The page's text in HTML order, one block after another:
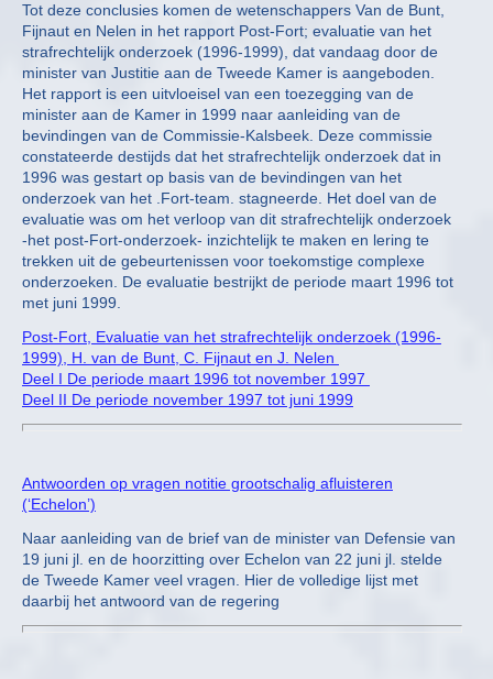
Tot deze conclusies komen de wetenschappers Van de Bunt,
Fijnaut en Nelen in het rapport Post-Fort; evaluatie van het
strafrechtelijk onderzoek (1996-1999), dat vandaag door de
minister van Justitie aan de Tweede Kamer is aangeboden.
Het rapport is een uitvloeisel van een toezegging van de
minister aan de Kamer in 1999 naar aanleiding van de
bevindingen van de Commissie-Kalsbeek. Deze commissie
constateerde destijds dat het strafrechtelijk onderzoek dat in
1996 was gestart op basis van de bevindingen van het
onderzoek van het .Fort-team. stagneerde. Het doel van de
evaluatie was om het verloop van dit strafrechtelijk onderzoek
-het post-Fort-onderzoek- inzichtelijk te maken en lering te
trekken uit de gebeurtenissen voor toekomstige complexe
onderzoeken. De evaluatie bestrijkt de periode maart 1996 tot
met juni 1999.
Post-Fort, Evaluatie van het strafrechtelijk onderzoek (1996-
1999), H. van de Bunt, C. Fijnaut en J. Nelen
Deel I De periode maart 1996 tot november 1997
Deel II De periode november 1997 tot juni 1999
Antwoorden op vragen notitie grootschalig afluisteren
(‘Echelon’)
Naar aanleiding van de brief van de minister van Defensie van
19 juni jl. en de hoorzitting over Echelon van 22 juni jl. stelde
de Tweede Kamer veel vragen. Hier de volledige lijst met
daarbij het antwoord van de regering